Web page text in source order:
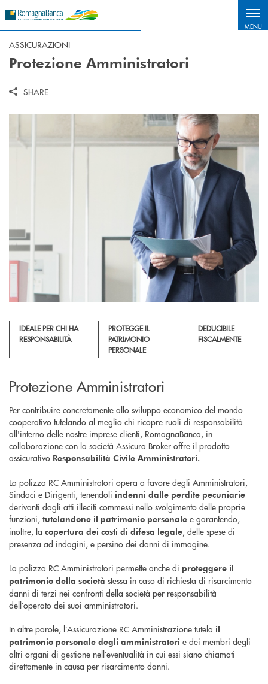
MENU
ASSICURAZIONI
Protezione Amministratori
SHARE
IDEALE PER CHI HA
RESPONSABILITÀ
PROTEGGE IL
PATRIMONIO
PERSONALE
DEDUCIBILE
FISCALMENTE
Protezione Amministratori
Per contribuire concretamente allo sviluppo economico del mondo
cooperativo tutelando al meglio chi ricopre ruoli di responsabilità
all'interno delle nostre imprese clienti, RomagnaBanca, in
collaborazione con la società Assicura Broker offre il prodotto
assicurativo Responsabilità Civile Amministratori.
La polizza RC Amministratori opera a favore degli Amministratori,
Sindaci e Dirigenti, tenendoli indenni dalle perdite pecuniarie
derivanti dagli atti illeciti commessi nello svolgimento delle proprie
funzioni, tutelandone il patrimonio personale e garantendo,
inoltre, la copertura dei costi di difesa legale, delle spese di
presenza ad indagini, e persino dei danni di immagine.
La polizza RC Amministratori permette anche di proteggere il
patrimonio della società stessa in caso di richiesta di risarcimento
danni di terzi nei confronti della società per responsabilità
dell’operato dei suoi amministratori.
In altre parole, l’Assicurazione RC Amministrazione tutela il
patrimonio personale degli amministratori e dei membri degli
altri organi di gestione nell’eventualità in cui essi siano chiamati
direttamente in causa per risarcimento danni.